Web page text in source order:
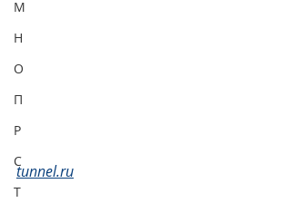
М
Н
О
П
Р
С
Т
tunnel.ru